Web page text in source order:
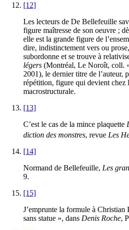
[12]
Les lecteurs de De Bellefeuille
figure maîtresse de son oeuvre ;
elle est la grande figure de
dire, indistinctement vers ou
subordonne et se trouve à
légers (Montréal, Le Noroît, coll.
2001), le dernier titre de l’auteur,
répétition, figure qui devient chez
macrostructurale.
[13]
C’est le cas de la mince plaquette
diction des monstres, revue Les
[14]
Normand de Bellefeuille, Les
9.
[15]
J’emprunte la formule à
sans statue », dans Denis Roche,